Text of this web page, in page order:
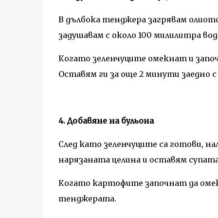
В дълбока тенджера загрявам
задушавам с около 100 милилитра
Когато зеленчуците омекнат и
Оставям ги за още 2 минути заедно
4. Добавяне на бульона
След като зеленчуците са готови,
нарязаната целина и оставям
Когато картофите започнат да
тенджерата.